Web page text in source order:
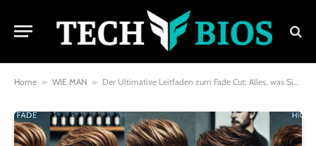
Home » WIE MAN » Der Ultimative Leitfaden zum Fade Cut: Alles, was Sie wissen müssen